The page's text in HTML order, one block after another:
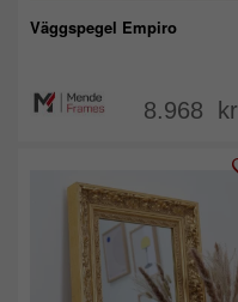
Väggspegel Empiro
8.968 kr